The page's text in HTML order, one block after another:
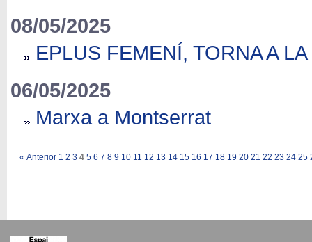
08/05/2025
EPLUS FEMENÍ, TORNA A
06/05/2025
Marxa a Montserrat
« Anterior 1 2 3 4 5 6 7 8 9 10 11 12 13 14 15 16 17 18 19 20 21 22 23 24 25